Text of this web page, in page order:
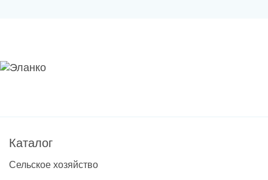
Каталог
Сельское хозяйство